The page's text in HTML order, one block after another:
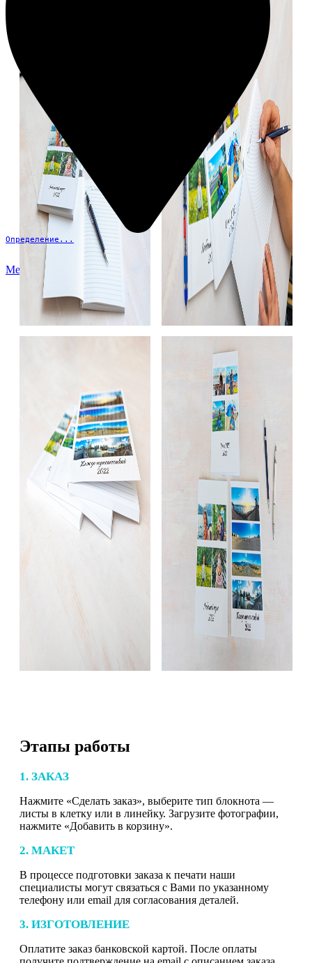
Определение...
Меню
Этапы работы
1. ЗАКАЗ
Нажмите «Сделать заказ», выберите тип блокнота —
листы в клетку или в линейку. Загрузите фотографии,
нажмите «Добавить в корзину».
2. МАКЕТ
В процессе подготовки заказа к печати наши
специалисты могут связаться с Вами по указанному
телефону или email для согласования деталей.
3. ИЗГОТОВЛЕНИЕ
Оплатите заказ банковской картой. После оплаты